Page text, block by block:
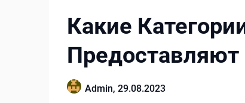
Какие
Admin, 29.08.2023